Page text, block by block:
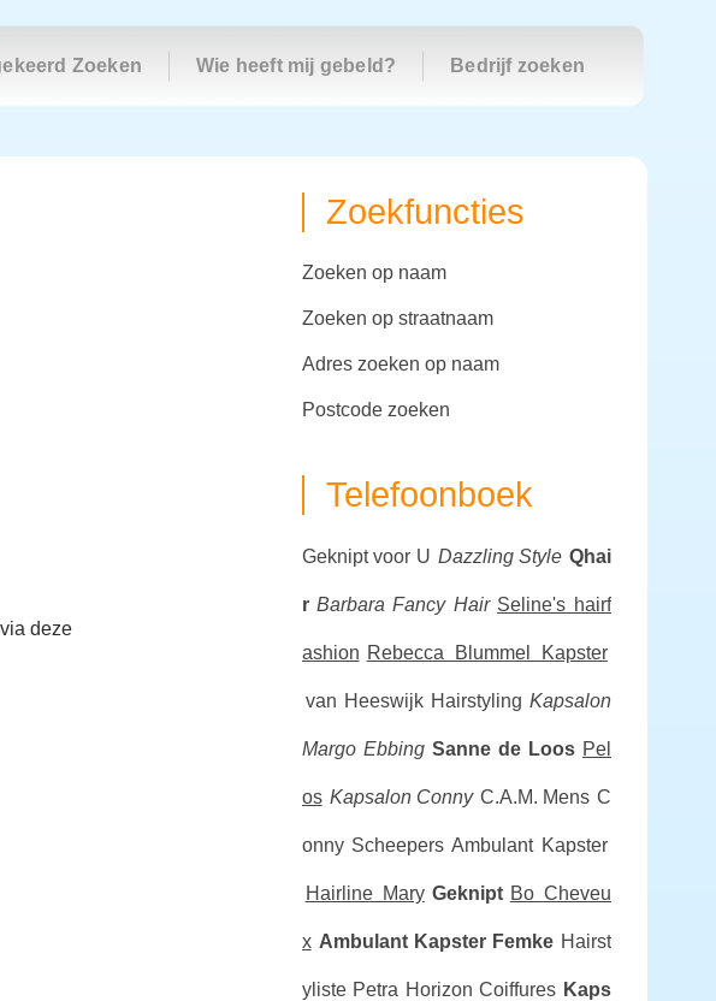
Zoeken Wie heeft mij gebeld? Bedrijf zoeken
deze
Zoekfuncties
zoeken op naam
zoeken op straatnaam
adres zoeken op naam
postcode zoeken
Telefoonboek
Geknipt voor U Dazzling Style Qhai
r Barbara Fancy Hair Seline's hairf
ashion Rebecca Blummel Kapster
van Heeswijk Hairstyling Kapsalon
Margo Ebbing Sanne de Loos Pel
os Kapsalon Conny C.A.M. Mens C
onny Scheepers Ambulant Kapster
Hairline Mary Geknipt Bo Cheveu
x Ambulant Kapster Femke Hairst
yliste Petra Horizon Coiffures Kaps